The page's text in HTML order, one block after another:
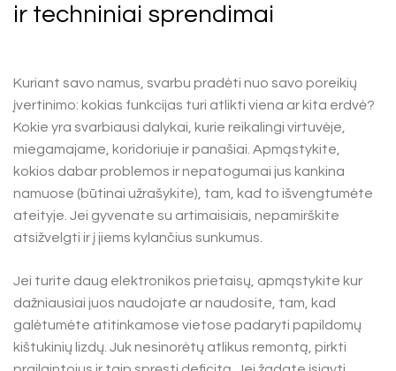
ir techniniai sprendimai
Kuriant savo namus, svarbu pradėti nuo savo poreikių
įvertinimo: kokias funkcijas turi atlikti viena ar kita erdvė?
Kokie yra svarbiausi dalykai, kurie reikalingi virtuvėje,
miegamajame, koridoriuje ir panašiai. Apmąstykite,
kokios dabar problemos ir nepatogumai jus kankina
namuose (būtinai užrašykite), tam, kad to išvengtumėte
ateityje. Jei gyvenate su artimaisiais, nepamirškite
atsižvelgti ir į jiems kylančius sunkumus.
Jei turite daug elektronikos prietaisų, apmąstykite kur
dažniausiai juos naudojate ar naudosite, tam, kad
galėtumėte atitinkamose vietose padaryti papildomų
kištukinių lizdų. Juk nesinorėtų atlikus remontą, pirkti